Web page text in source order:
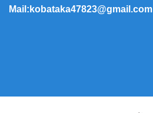
Mail:kobataka47823@gmail.com